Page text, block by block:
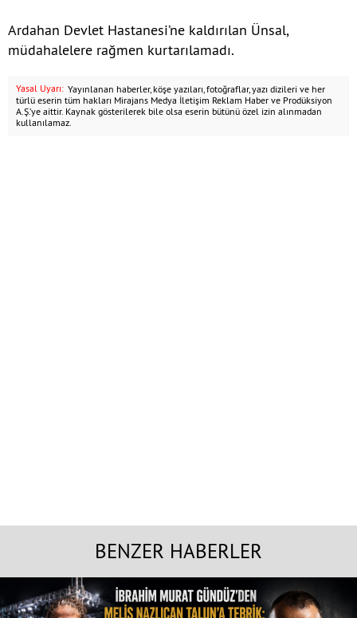
Ardahan Devlet Hastanesi’ne kaldırılan Ünsal,
müdahalelere rağmen kurtarılamadı.
Yasal Uyarı: Yayınlanan haberler, köşe yazıları, fotoğraflar, yazı dizileri ve her
türlü eserin tüm hakları Mirajans Medya İletişim Reklam Haber ve Prodüksiyon
A.Ş.’ye aittir. Kaynak gösterilerek bile olsa eserin bütünü özel izin alınmadan
kullanılamaz.
BENZER HABERLER